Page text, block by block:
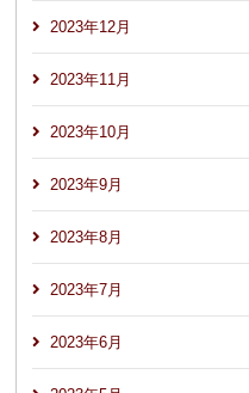
2023年12月
2023年11月
2023年10月
2023年9月
2023年8月
2023年7月
2023年6月